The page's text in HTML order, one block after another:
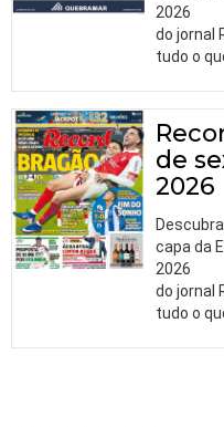
2026
do jornal
tudo o
de
2026
capa da
2026
do jornal
tudo o